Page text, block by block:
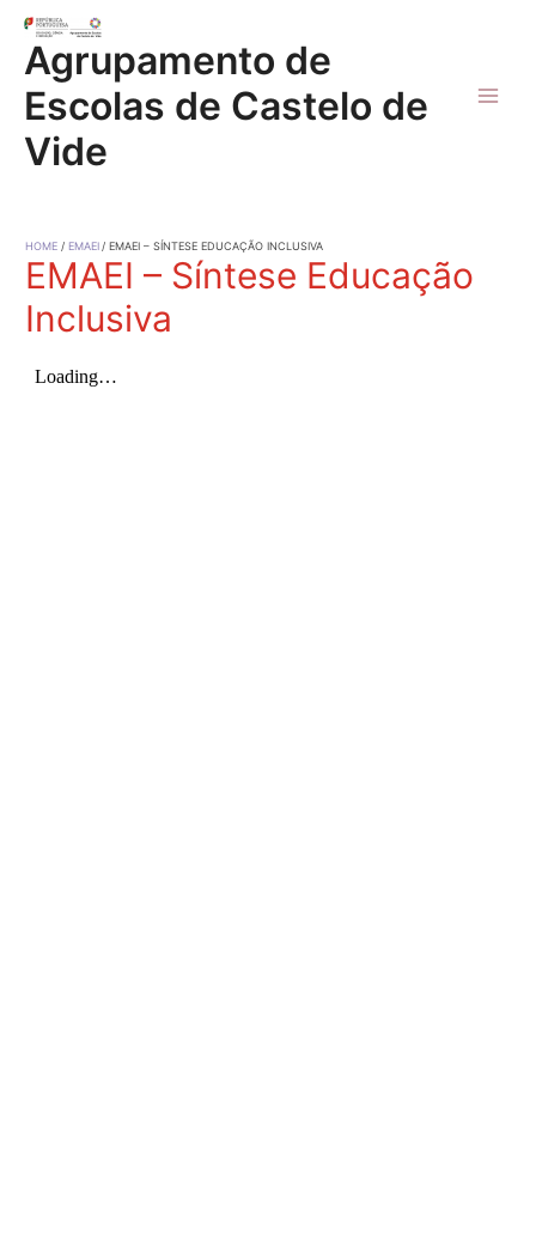
content
Agrupamento de
Escolas de Castelo de
Vide
HOME EMAEI EMAEI – SÍNTESE EDUCAÇÃO INCLUSIVA
EMAEI – Síntese Educação
Inclusiva